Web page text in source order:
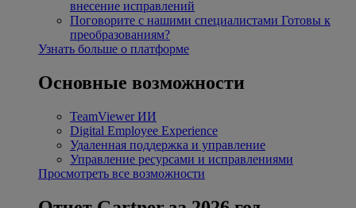
внесение исправлений
Поговорите с нашими специалистами Готовы к
преобразованиям?
Узнать больше о платформе
Основные возможности
TeamViewer ИИ
Digital Employee Experience
Удаленная поддержка и управление
Управление ресурсами и исправлениями
Просмотреть все возможности